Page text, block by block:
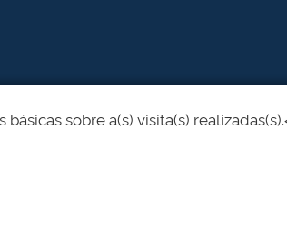
sobre a(s) visita(s)